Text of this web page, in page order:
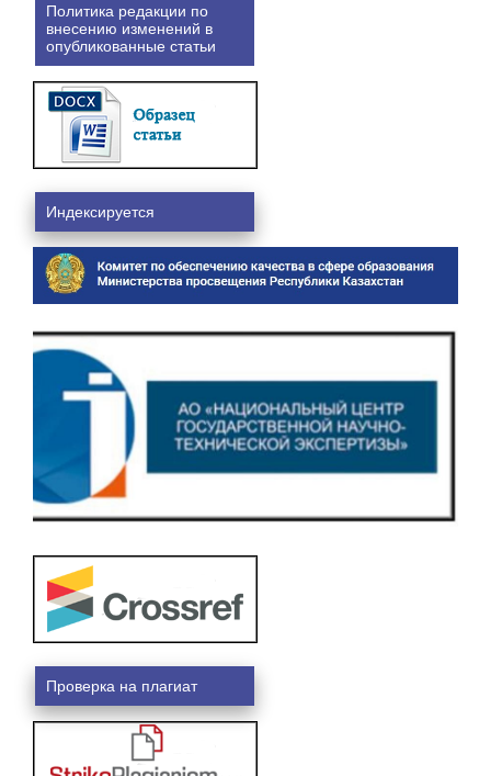
Политика редакции по
внесению изменений в
опубликованные статьи
Индексируется
Проверка на плагиат